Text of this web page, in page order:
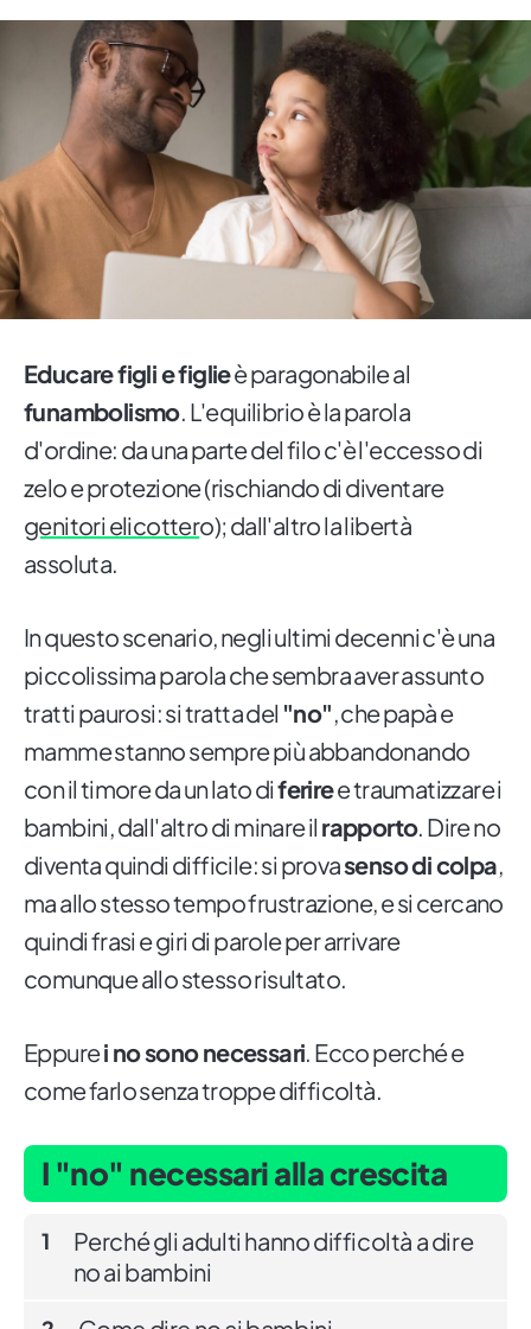
Educare figli e figlieè paragonabile al
funambolismo. L'equilibrio è la parola
d'ordine: da una parte del filo c'è l'eccesso di
zelo e protezione (rischiando di diventare
genitori elicottero); dall'altro la libertà
assoluta.
In questo scenario, negli ultimi decenni c'è una
piccolissima parola che sembra aver assunto
tratti paurosi: si tratta del "no", che papà e
mamme stanno sempre più abbandonando
con il timore da un lato diferiree traumatizzare i
bambini, dall'altro di minare il rapporto. Dire no
diventa quindi difficile: si provasenso di colpa,
ma allo stesso tempo frustrazione, e si cercano
quindi frasi e giri di parole per arrivare
comunque allo stesso risultato.
Eppurei no sono necessari. Ecco perché e
come farlo senza troppe difficoltà.
I "no" necessari alla crescita
1
Perché gli adulti hanno difficoltà a dire
no ai bambini